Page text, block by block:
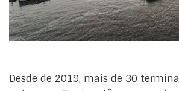
Desde de 2019, mais de 30